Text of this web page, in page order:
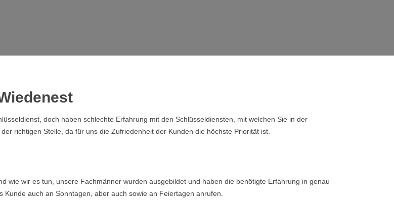
doch haben schlechte Erfahrung mit den Schlüsseldiensten, mit welchen Sie in der
richtigen Stelle, da für uns die Zufriedenheit der Kunden die höchste Priorität ist.
wie wir es tun, unsere Fachmänner wurden ausgebildet und haben die benötigte Erfahrung in genau
auch an Sonntagen, aber auch sowie an Feiertagen anrufen.